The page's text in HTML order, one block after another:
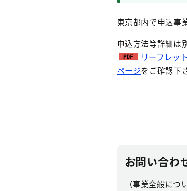
東京都内で申込事
申込方法等詳細は
リーフレッ
ページをご確認下
お問い合わ
（事業全般につ